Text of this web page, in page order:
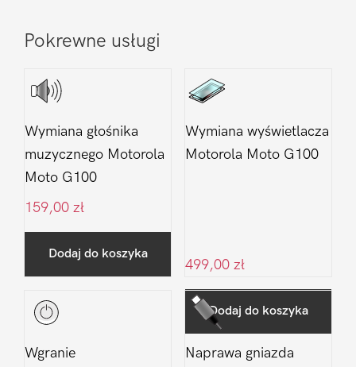
Pokrewne usługi
Wymiana głośnika
muzycznego Motorola
Moto G100
159,00 zł
Dodaj do koszyka
Wymiana wyświetlacza
Motorola Moto G100
499,00 zł
Dodaj do koszyka
Wgranie
Naprawa gniazda